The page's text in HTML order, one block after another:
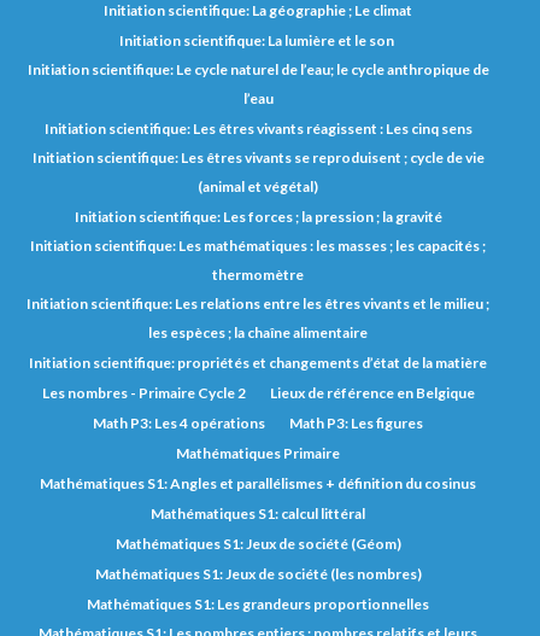
Initiation scientifique: La géographie ; Le climat
Initiation scientifique: La lumière et le son
Initiation scientifique: Le cycle naturel de l’eau; le cycle anthropique de
l’eau
Initiation scientifique: Les êtres vivants réagissent : Les cinq sens
Initiation scientifique: Les êtres vivants se reproduisent ; cycle de vie
(animal et végétal)
Initiation scientifique: Les forces ; la pression ; la gravité
Initiation scientifique: Les mathématiques : les masses ; les capacités ;
thermomètre
Initiation scientifique: Les relations entre les êtres vivants et le milieu ;
les espèces ; la chaîne alimentaire
Initiation scientifique: propriétés et changements d’état de la matière
Les nombres - Primaire Cycle 2
Lieux de référence en Belgique
Math P3: Les 4 opérations
Math P3: Les figures
Mathématiques Primaire
Mathématiques S1: Angles et parallélismes + définition du cosinus
Mathématiques S1: calcul littéral
Mathématiques S1: Jeux de société (Géom)
Mathématiques S1: Jeux de société (les nombres)
Mathématiques S1: Les grandeurs proportionnelles